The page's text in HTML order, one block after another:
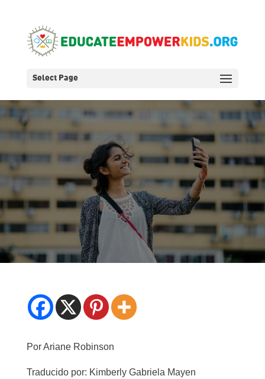
Select Page
Por Ariane Robinson
Traducido por: Kimberly Gabriela Mayen